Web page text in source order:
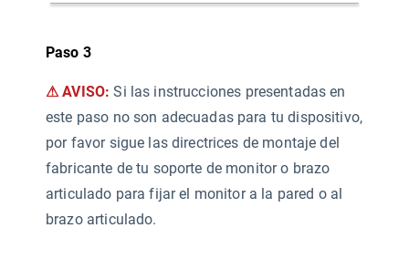
Paso 3
⚠ AVISO: Si las instrucciones presentadas en
este paso no son adecuadas para tu dispositivo,
por favor sigue las directrices de montaje del
fabricante de tu soporte de monitor o brazo
articulado para fijar el monitor a la pared o al
brazo articulado.